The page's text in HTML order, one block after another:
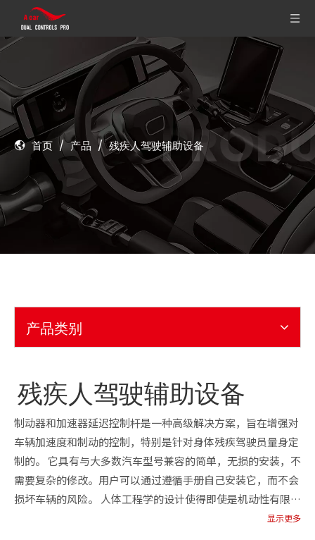
首页 / 产品 / 残疾人驾驶辅助设备
产品类别
残疾人驾驶辅助设备
制动器和加速器延迟控制杆是一种高级解决方案，旨在增强对
车辆加速度和制动的控制，特别是针对身体残疾驾驶员量身定
制的。 它具有与大多数汽车型号兼容的简单，无损的安装，不
需要复杂的修改。用户可以通过遵循手册自己安装它，而不会
损坏车辆的风险。 人体工程学的设计使得即使是机动性有限的
用户，也可以轻松到达和操作。轻柔的拉力激活制动器 - 对于
显示更多